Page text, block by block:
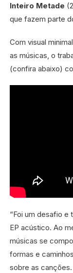
Inteiro Metade
que fazem parte
Com visual
as músicas, o
(confira abaixo)
“Foi um desafio e
EP acústico. Ao
músicas se
formas e
sobre as